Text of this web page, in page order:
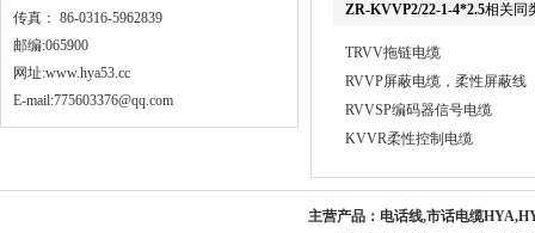
传真： 86-0316-5962839
邮编:065900
网址:www.hya53.cc
E-mail:775603376@qq.com
ZR-KVVP2/22-1-4*2.5相关同
TRVV拖链电缆
RVVP屏蔽电缆，柔性屏蔽线
RVVSP编码器信号电缆
KVVR柔性控制电缆
主营产品： 电话线,市话电缆